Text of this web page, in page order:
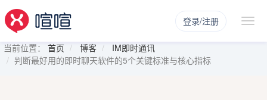
登录/注册
当前位置： 首页 博客
IM即时通讯
判断最好用的即时聊天软件的5个关键标准与核心指标